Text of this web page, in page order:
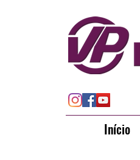
Início